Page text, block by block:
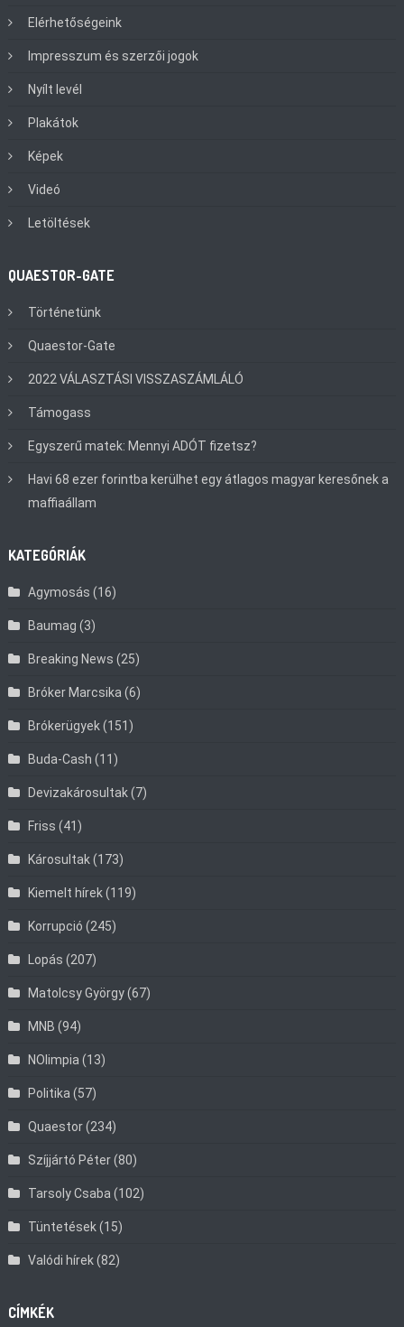
Elérhetőségeink
Impresszum és szerzői jogok
Nyílt levél
Plakátok
Képek
Videó
Letöltések
QUAESTOR-GATE
Történetünk
Quaestor-Gate
2022 VÁLASZTÁSI VISSZASZÁMLÁLÓ
Támogass
Egyszerű matek: Mennyi ADÓT fizetsz?
Havi 68 ezer forintba kerülhet egy átlagos magyar keresőnek a
maffiaállam
KATEGÓRIÁK
Agymosás (16)
Baumag (3)
Breaking News (25)
Bróker Marcsika(6)
Brókerügyek(151)
Buda-Cash (11)
Devizakárosultak(7)
Friss (41)
Károsultak(173)
Kiemelt hírek(119)
Korrupció (245)
Lopás (207)
Matolcsy György(67)
MNB (94)
NOlimpia(13)
Politika(57)
Quaestor(234)
Szíjjártó Péter(80)
Tarsoly Csaba(102)
Tüntetések(15)
Valódi hírek(82)
CÍMKÉK